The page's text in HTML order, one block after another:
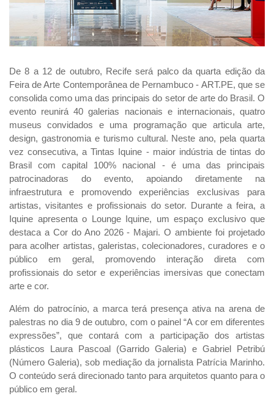
De 8 a 12 de outubro, Recife será palco da quarta edição da
Feira de Arte Contemporânea de Pernambuco - ART.PE, que se
consolida como uma das principais do setor de arte do Brasil. O
evento reunirá 40 galerias nacionais e internacionais, quatro
museus convidados e uma programação que articula arte,
design, gastronomia e turismo cultural. Neste ano, pela quarta
vez consecutiva, a Tintas Iquine - maior indústria de tintas do
Brasil com capital 100% nacional - é uma das principais
patrocinadoras do evento, apoiando diretamente na
infraestrutura e promovendo experiências exclusivas para
artistas, visitantes e profissionais do setor. Durante a feira, a
Iquine apresenta o Lounge Iquine, um espaço exclusivo que
destaca a Cor do Ano 2026 - Majari. O ambiente foi projetado
para acolher artistas, galeristas, colecionadores, curadores e o
público em geral, promovendo interação direta com
profissionais do setor e experiências imersivas que conectam
arte e cor.
Além do patrocínio, a marca terá presença ativa na arena de
palestras no dia 9 de outubro, com o painel “A cor em diferentes
expressões”, que contará com a participação dos artistas
plásticos Laura Pascoal (Garrido Galeria) e Gabriel Petribú
(Número Galeria), sob mediação da jornalista Patrícia Marinho.
O conteúdo será direcionado tanto para arquitetos quanto para o
público em geral.